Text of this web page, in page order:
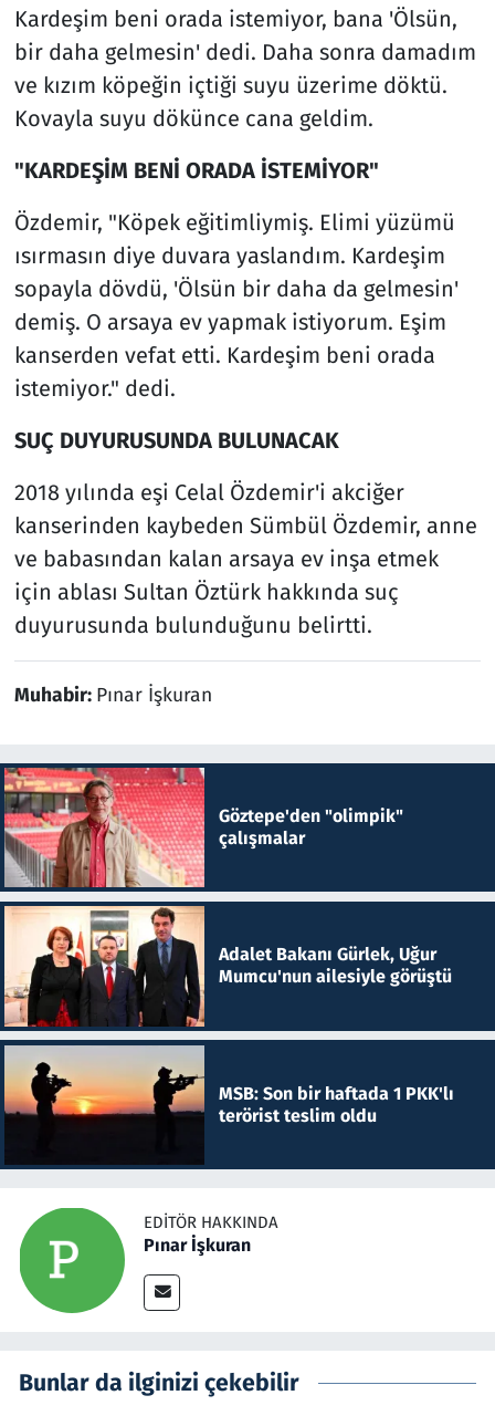
Kardeşim beni orada istemiyor, bana 'Ölsün,
bir daha gelmesin' dedi. Daha sonra damadım
ve kızım köpeğin içtiği suyu üzerime döktü.
Kovayla suyu dökünce cana geldim.
"KARDEŞİM BENİ ORADA İSTEMİYOR"
Özdemir, "Köpek eğitimliymiş. Elimi yüzümü
ısırmasın diye duvara yaslandım. Kardeşim
sopayla dövdü, 'Ölsün bir daha da gelmesin'
demiş. O arsaya ev yapmak istiyorum. Eşim
kanserden vefat etti. Kardeşim beni orada
istemiyor." dedi.
SUÇ DUYURUSUNDA BULUNACAK
2018 yılında eşi Celal Özdemir'i akciğer
kanserinden kaybeden Sümbül Özdemir, anne
ve babasından kalan arsaya ev inşa etmek
için ablası Sultan Öztürk hakkında suç
duyurusunda bulunduğunu belirtti.
Muhabir: Pınar İşkuran
Göztepe'den "olimpik"
çalışmalar
Adalet Bakanı Gürlek, Uğur
Mumcu'nun ailesiyle görüştü
MSB: Son bir haftada 1 PKK'lı
terörist teslim oldu
EDITÖR HAKKINDA
Pınar İşkuran
Bunlar da ilginizi çekebilir